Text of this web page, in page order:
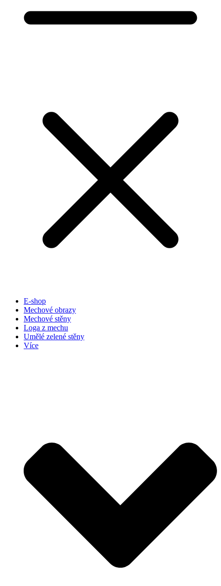
E-shop
Mechové obrazy
Mechové stěny
Loga z mechu
Umělé zelené stěny
Více